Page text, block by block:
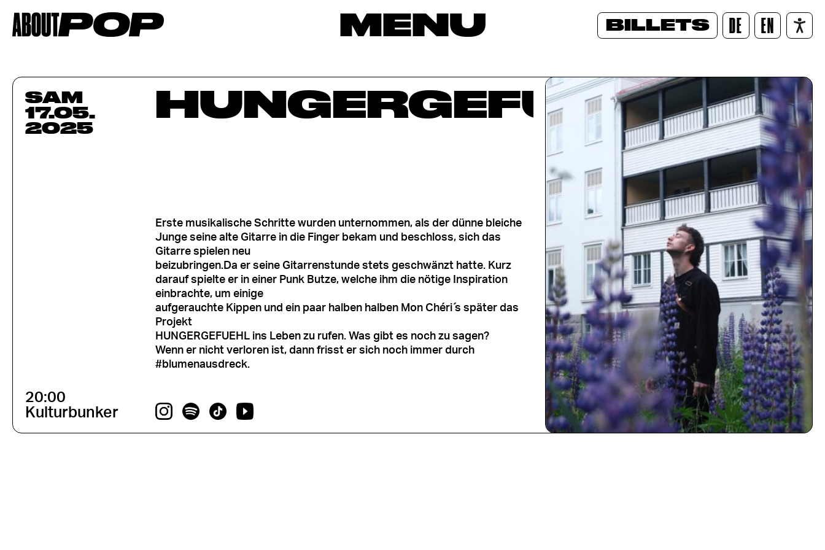
MENU BILLETS DE EN
SAM
17.05.
2025
20:00
Kulturbunker
HUNGERGEFUEHL
Erste musikalische Schritte wurden unternommen, als der dünne bleiche
Junge seine alte Gitarre in die Finger bekam und beschloss, sich das
Gitarre spielen neu
beizubringen.Da er seine Gitarrenstunde stets geschwänzt hatte. Kurz
darauf spielte er in einer Punk Butze, welche ihm die nötige Inspiration
einbrachte, um einige
aufgerauchte Kippen und ein paar halben halben Mon Chéri ́s später das
Projekt
HUNGERGEFUEHL ins Leben zu rufen. Was gibt es noch zu sagen?
Wenn er nicht verloren ist, dann frisst er sich noch immer durch
#blumenausdreck.